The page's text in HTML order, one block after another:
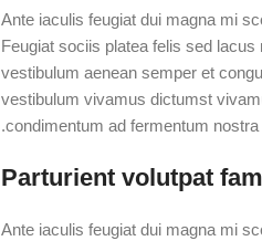
Ante iaculis feugiat dui magna mi
Feugiat sociis platea felis sed
vestibulum aenean semper et
vestibulum vivamus dictumst
condimentum ad fermentum nostra
Parturient volutpat
Ante iaculis feugiat dui magna mi